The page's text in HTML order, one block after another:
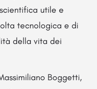
utile e
tecnologica e di
della vita dei
Boggetti,